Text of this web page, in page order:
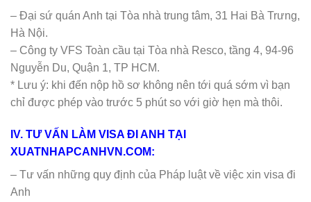
– Đại sứ quán Anh tại Tòa nhà trung tâm, 31 Hai Bà Trưng,
Hà Nội.
– Công ty VFS Toàn cầu tại Tòa nhà Resco, tầng 4, 94-96
Nguyễn Du, Quận 1, TP HCM.
* Lưu ý: khi đến nộp hồ sơ không nên tới quá sớm vì bạn
chỉ được phép vào trước 5 phút so với giờ hẹn mà thôi.
IV. TƯ VẤN LÀM VISA ĐI ANH TẠI
XUATNHAPCANHVN.COM:
– Tư vấn những quy định của Pháp luật về việc xin visa đi
Anh